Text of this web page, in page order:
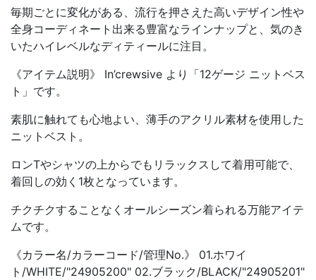
毎期ごとに変化がある、流行を押さえた高いデザイン性や
全身コーディネート出来る豊富なラインナップと、気のき
いたハイレベルなディティールに注目。
《アイテム説明》 In’crewsive より「12ゲージ ニットベス
ト」です。
素肌に触れても心地よい、薄手のアクリル素材を使用した
ニットベスト。
ロンTやシャツの上からでもリラックスして着用可能で、
着回しの効く1枚となっています。
チクチクすることなくオールシーズン着られる万能アイテ
ムです。
《カラー名/カラーコード/管理No.》 01.ホワイ
ト/WHITE/"24905200" 02.ブラック/BLACK/"24905201"